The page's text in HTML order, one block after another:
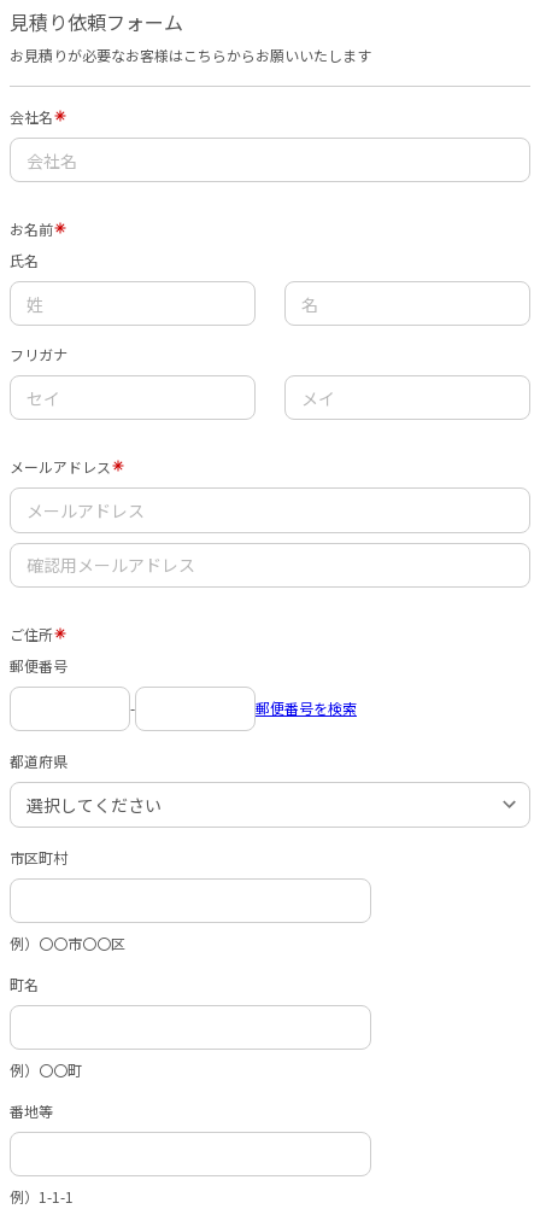
見積り依頼フォーム
お見積りが必要なお客様はこちらからお願いいたします
会社名
お名前
氏名
フリガナ
メールアドレス
ご住所
郵便番号
- 郵便番号を検索
都道府県
市区町村
例）〇〇市〇〇区
町名
例）〇〇町
番地等
例）1-1-1